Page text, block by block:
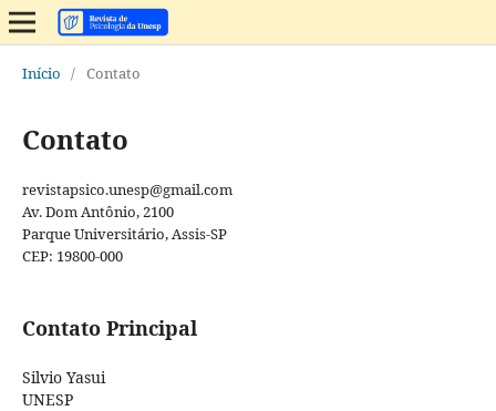
Início / Contato
Contato
revistapsico.unesp@gmail.com
Av. Dom Antônio, 2100
Parque Universitário, Assis-SP
CEP: 19800-000
Contato Principal
Silvio Yasui
UNESP